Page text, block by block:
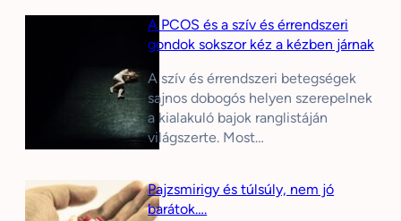
A PCOS és a szív és érrendszeri
gondok sokszor kéz a kézben járnak
A szív és érrendszeri betegségek
sajnos dobogós helyen szerepelnek
a kialakuló bajok ranglistáján
világszerte. Most…
Pajzsmirigy és túlsúly, nem jó
barátok….